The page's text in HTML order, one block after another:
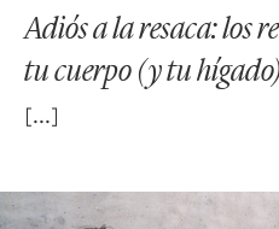
Adiós a la resaca: los
tu cuerpo (y tu